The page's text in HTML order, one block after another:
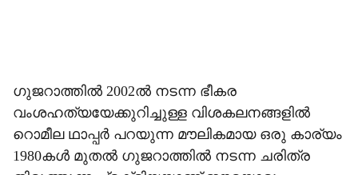
ഗുജറാത്തില്‍ 2002ല്‍ നടന്ന ഭീകര
വംശഹത്യയേക്കുറിച്ചുള്ള വിശകലനങ്ങളില്‍
റൊമീല ഥാപ്പര്‍ പറയുന്ന മൗലികമായ ഒരു കാര്യം
1980കള്‍ മുതല്‍ ഗുജറാത്തില്‍ നടന്ന ചരിത്ര